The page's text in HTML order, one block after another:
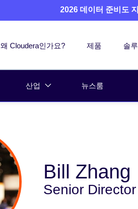
2026 데이터 준비도
왜 Cloudera인가요? 제품 솔
산업 뉴스룸
Bill Zhang
Senior